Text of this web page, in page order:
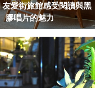
愛街旅館感受閱讀與黑
膠唱片的魅力